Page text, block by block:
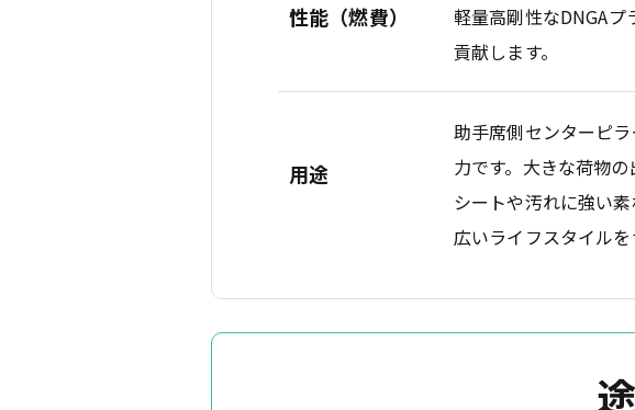
性能（燃費）
軽量高剛性なDNGA
貢献します。
用途
助手席側センターピ
力です。大きな荷物
シートや汚れに強い
広いライフスタイルを